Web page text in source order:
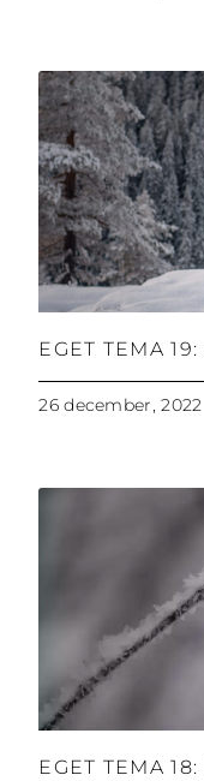
EGET TEMA
26 december, 2022
EGET TEMA